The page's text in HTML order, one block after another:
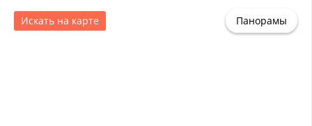
Искать на карте Панорамы